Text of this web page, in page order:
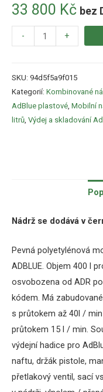
33 800 Kč bez
- +
SKU: 94d5f5a9f015
Kategorií: Kombinované
AdBlue plastové Mobilní
litrů Výdej a skladování
Nádrž se dodává v
Pevná polyetylénová
ADBLUE. Objem 400 l
osvobozena od ADR
kódem. Má
s průtokem až 40l /
průtokem 15 l / min.
výdejní hadice pro
naftu, držák pistole,
přetlakový ventil, sací